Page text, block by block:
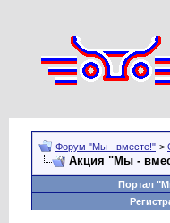
Форум "Мы - вместе!" >
Акция "Мы -
Портал